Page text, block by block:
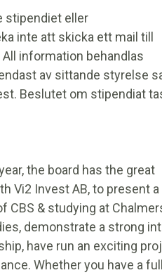
stipendiet eller
inte att skicka ett mail till
information behandlas
av sittande styrelse
Beslutet om stipendiat
the board has the great
Vi2 Invest AB, to present
CBS & studying at
demonstrate a strong
have run an exciting
Whether you have a